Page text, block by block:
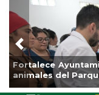
Fortalece
animales del
Previous